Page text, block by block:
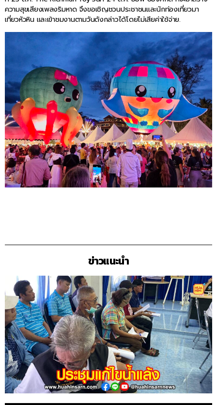
ความสุขเสียงเพลงริมหาด จึงขอเชิญชวนประชาชนและนักท่องเที่ยวมา
เที่ยวหัวหิน และเข้าชมงานตามวันดังกล่าวได้โดยไม่เสียค่าใช้จ่าย.
ข่าวแนะนำ